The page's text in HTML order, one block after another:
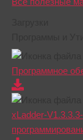
Программное
xLadder-